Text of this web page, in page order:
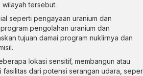
tersebut.
seperti pengayaan uranium dan
pengolahan uranium dan
tujuan damai program nuklirnya dan
lokasi sensitif, membangun atau
dari potensi serangan udara,